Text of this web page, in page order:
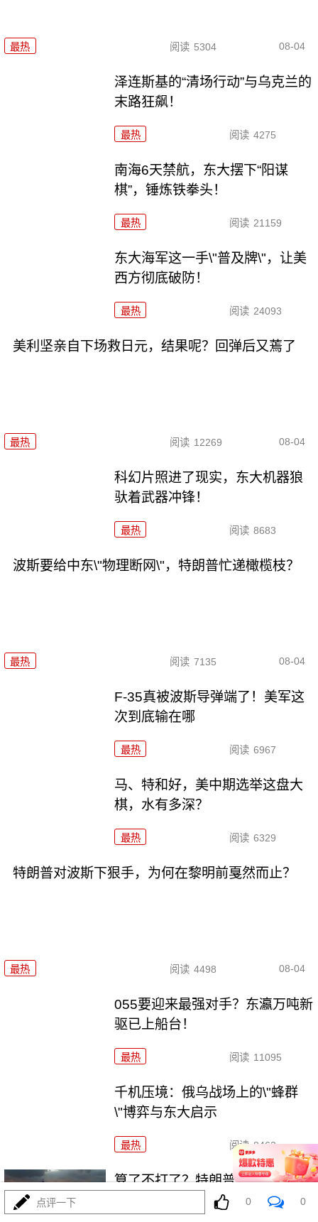
最热 阅读 5304 08-04
泽连斯基的“清场行动”与乌克兰的
末路狂飙！
最热 阅读 4275
南海6天禁航，东大摆下“阳谋
棋”，锤炼铁拳头！
最热 阅读 21159
东大海军这一手\"普及牌\"，让美
西方彻底破防！
最热 阅读 24093
美利坚亲自下场救日元，结果呢？回弹后又蔫了
最热 阅读 12269 08-04
科幻片照进了现实，东大机器狼
驮着武器冲锋！
最热 阅读 8683
波斯要给中东\"物理断网\"，特朗普忙递橄榄枝？
最热 阅读 7135 08-04
F-35真被波斯导弹端了！美军这
次到底输在哪
最热 阅读 6967
马、特和好，美中期选举这盘大
棋，水有多深？
最热 阅读 6329
特朗普对波斯下狠手，为何在黎明前戛然而止？
最热 阅读 4498 08-04
055要迎来最强对手？东瀛万吨新
驱已上船台！
最热 阅读 11095
千机压境：俄乌战场上的\"蜂群
\"博弈与东大启示
最热 阅读 8463
算了不打了？特朗普这脚刹车，
把全世界都晃吐了
点评一下 0 0